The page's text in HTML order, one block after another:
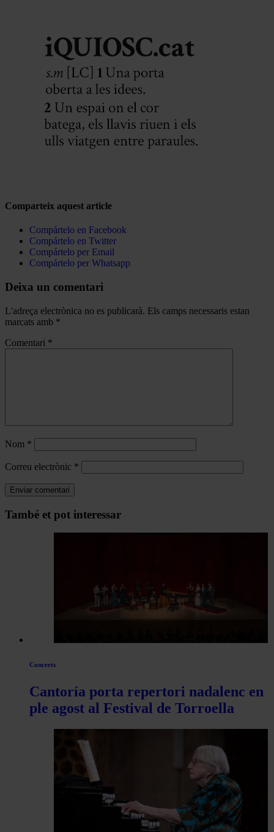
Comparteix aquest article
Compártelo en Facebook
Compártelo en Twitter
Compártelo per Email
Compártelo per Whatsapp
Deixa un comentari
L'adreça electrònica no es publicarà. Els camps necessaris estan
marcats amb *
Comentari *
Nom *
Correu electrònic *
Navegar
També et pot interessar
Concerts
Cantoría porta repertori nadalenc en
ple agost al Festival de Torroella